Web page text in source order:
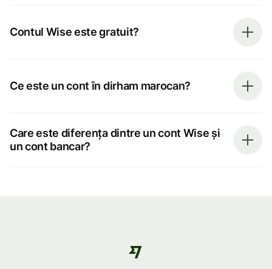
Contul Wise este gratuit?
Ce este un cont în dirham marocan?
Care este diferența dintre un cont Wise și
un cont bancar?